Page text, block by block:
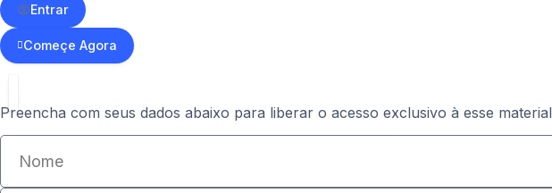
Entrar
Começe Agora
Preencha com seus dados abaixo para liberar o acesso exclusivo à esse material